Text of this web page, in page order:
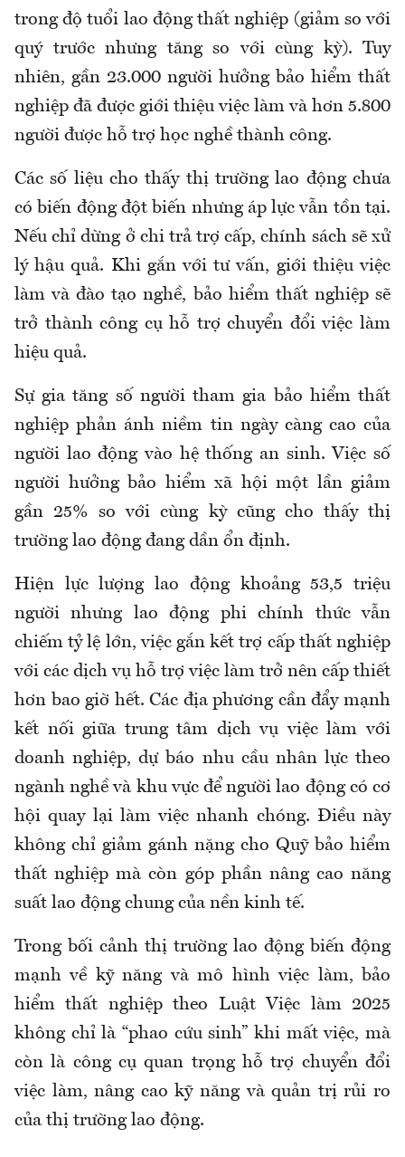
trong độ tuổi lao động thất nghiệp (giảm so với
quý trước nhưng tăng so với cùng kỳ). Tuy
nhiên, gần 23.000 người hưởng bảo hiểm thất
nghiệp đã được giới thiệu việc làm và hơn 5.800
người được hỗ trợ học nghề thành công.
Các số liệu cho thấy thị trường lao động chưa
có biến động đột biến nhưng áp lực vẫn tồn tại.
Nếu chỉ dừng ở chi trả trợ cấp, chính sách sẽ xử
lý hậu quả. Khi gắn với tư vấn, giới thiệu việc
làm và đào tạo nghề, bảo hiểm thất nghiệp sẽ
trở thành công cụ hỗ trợ chuyển đổi việc làm
hiệu quả.
Sự gia tăng số người tham gia bảo hiểm thất
nghiệp phản ánh niềm tin ngày càng cao của
người lao động vào hệ thống an sinh. Việc số
người hưởng bảo hiểm xã hội một lần giảm
gần 25% so với cùng kỳ cũng cho thấy thị
trường lao động đang dần ổn định.
Hiện lực lượng lao động khoảng 53,5 triệu
người nhưng lao động phi chính thức vẫn
chiếm tỷ lệ lớn, việc gắn kết trợ cấp thất nghiệp
với các dịch vụ hỗ trợ việc làm trở nên cấp thiết
hơn bao giờ hết. Các địa phương cần đẩy mạnh
kết nối giữa trung tâm dịch vụ việc làm với
doanh nghiệp, dự báo nhu cầu nhân lực theo
ngành nghề và khu vực để người lao động có cơ
hội quay lại làm việc nhanh chóng. Điều này
không chỉ giảm gánh nặng cho Quỹ bảo hiểm
thất nghiệp mà còn góp phần nâng cao năng
suất lao động chung của nền kinh tế.
Trong bối cảnh thị trường lao động biến động
mạnh về kỹ năng và mô hình việc làm, bảo
hiểm thất nghiệp theo Luật Việc làm 2025
không chỉ là “phao cứu sinh” khi mất việc, mà
còn là công cụ quan trọng hỗ trợ chuyển đổi
việc làm, nâng cao kỹ năng và quản trị rủi ro
của thị trường lao động.